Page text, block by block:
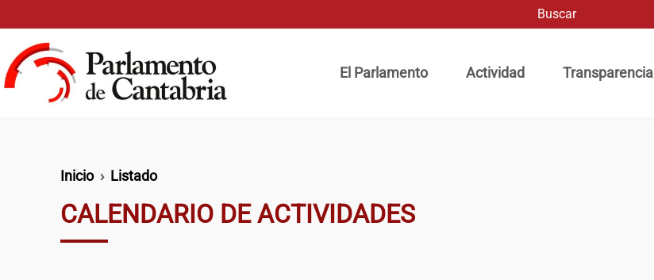
El Parlamento
Actividad Transparencia
Ruta de navegación
Inicio Listado
CALENDARIO DE ACTIVIDADES